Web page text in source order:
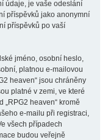
údaje, je vaše odeslání
příspěvků jako anonymní
příspěvků po vaší
jméno, osobní heslo,
platnou e-mailovou
heaven“ jsou chráněny
platné v zemi, ve které
heaven“ kromě
e-mailu při registraci,
všech případech
budou veřejně